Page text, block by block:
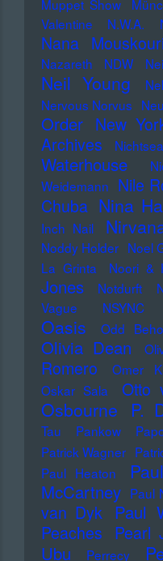
Muppet Show
Valentine
N.W.A.
Nana
Nazareth
NDW
Neil Young
Nervous Norvus
Order New
Archives
Waterhouse
Weidemann Nile
Chuba Nina
Inch Nail
Noddy Holder Noel
La Grinta
Noori &
Jones
Notdurft
Vague
NSYNC
Oasis Odd
Olivia Dean
Romero
Omer
Oskar Sala
Otto
Osbourne
P.
Tau
Pankow
Patrick Wagner
Paul Heaton
McCartney Paul
van Dyk Paul
Peaches Pearl
Ubu
Perrecy